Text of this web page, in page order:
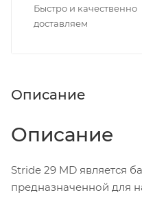
Быстро и качественно
доставляем
Описание
Описание
Stride 29 MD является
предназначенной для